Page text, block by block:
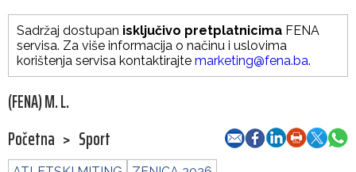
Sadržaj dostupan isključivo pretplatnicima FENA
servisa. Za više informacija o načinu i uslovima
korištenja servisa kontaktirajte marketing@fena.ba.
(FENA) M. L.
Početna > Sport